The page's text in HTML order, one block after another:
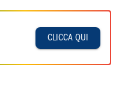
CLICCA QUI